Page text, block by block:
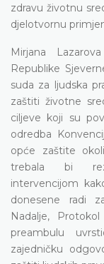
zdravu životnu
djelotvornu
Mirjana
Republike
suda za ljudska
zaštiti životne
ciljeve koji su
odredba
opće zaštite
trebala bi
intervencijom
donesene radi
Nadalje,
preambulu
zajedničku